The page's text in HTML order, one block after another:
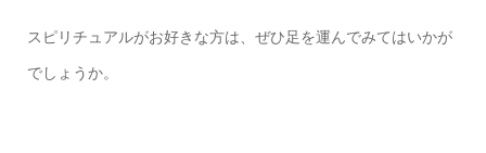
スピリチュアルがお好きな方は、ぜひ足を運んでみてはいかが
でしょうか。